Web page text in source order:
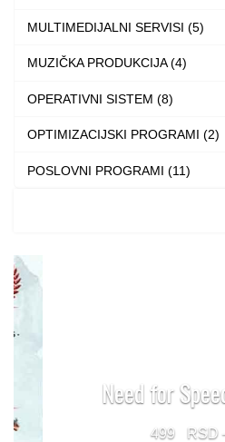
MULTIMEDIJALNI SERVISI (5)
MUZIČKA PRODUKCIJA (4)
OPERATIVNI SISTEM (8)
OPTIMIZACIJSKI PROGRAMI (2)
POSLOVNI PROGRAMI (11)
Need for
–